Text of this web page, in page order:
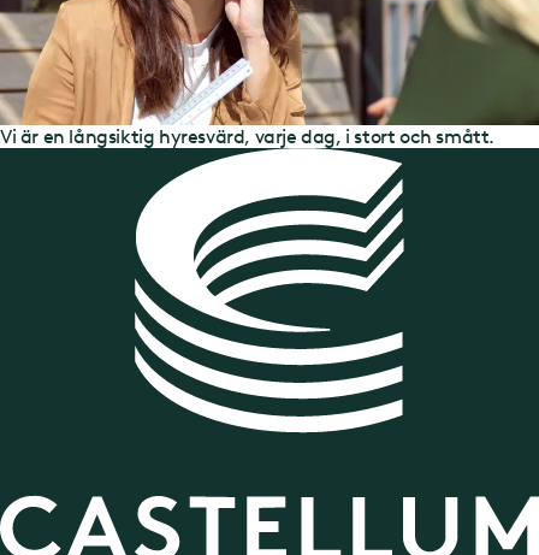
Vi har alltid spännande utvecklingsprojekt på gång i hela
Sverige - allt från nyproduktion och större ombyggnationer
till medverkan i utveckling av hela kvarter och stadsdelar.
Se alla våra projekt